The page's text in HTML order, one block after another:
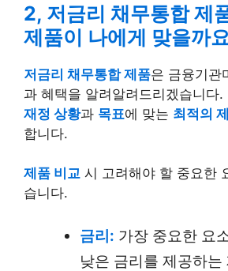
2, 저금리 채무통합 제
제품이 나에게 맞을까
저금리 채무통합 제품은 금융기관
과 혜택을 알려알려드리겠습니다.
재정 상황과 목표에 맞는 최적의
합니다.
제품 비교 시 고려해야 할 중요한
습니다.
금리: 가장 중요한 요
낮은 금리를 제공하는